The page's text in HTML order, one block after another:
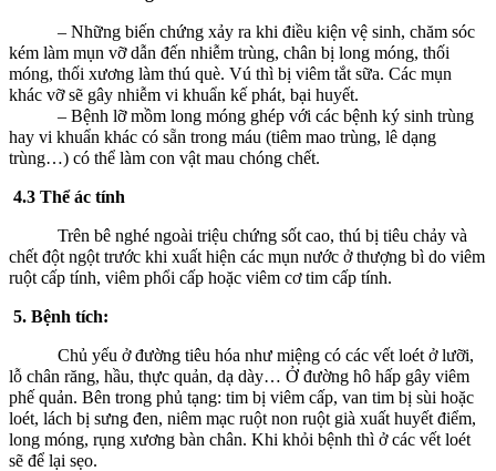
– Những biến chứng xảy ra khi điều kiện vệ sinh, chăm sóc
kém làm mụn vỡ dẫn đến nhiễm trùng, chân bị long móng, thối
móng, thối xương làm thú què. Vú thì bị viêm tắt sữa. Các mụn
khác vỡ sẽ gây nhiễm vi khuẩn kế phát, bại huyết.
– Bệnh lỡ mồm long móng ghép với các bệnh ký sinh trùng
hay vi khuẩn khác có sẵn trong máu (tiêm mao trùng, lê dạng
trùng…) có thể làm con vật mau chóng chết.
4.3 Thể ác tính
Trên bê nghé ngoài triệu chứng sốt cao, thú bị tiêu chảy và
chết đột ngột trước khi xuất hiện các mụn nước ở thượng bì do viêm
ruột cấp tính, viêm phổi cấp hoặc viêm cơ tim cấp tính.
5. Bệnh tích:
Chủ yếu ở đường tiêu hóa như miệng có các vết loét ở lưỡi,
lỗ chân răng, hầu, thực quản, dạ dày… Ở đường hô hấp gây viêm
phế quản. Bên trong phủ tạng: tim bị viêm cấp, van tim bị sùi hoặc
loét, lách bị sưng đen, niêm mạc ruột non ruột già xuất huyết điểm,
long móng, rụng xương bàn chân. Khi khỏi bệnh thì ở các vết loét
sẽ để lại sẹo.